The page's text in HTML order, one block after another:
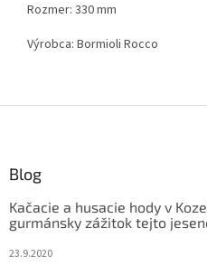
Rozmer: 330 mm
Výrobca: Bormioli Rocco
Blog
Kačacie a husacie hody v
gurmánsky zážitok tejto
23.9.2020